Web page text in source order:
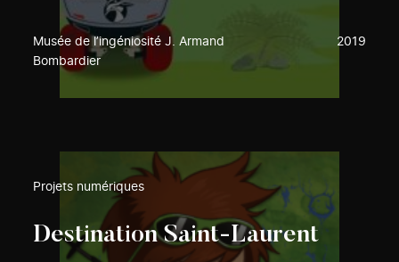
Musée de l’ingéniosité J. Armand
Bombardier
2019
Projets numériques
Destination Saint-Laurent